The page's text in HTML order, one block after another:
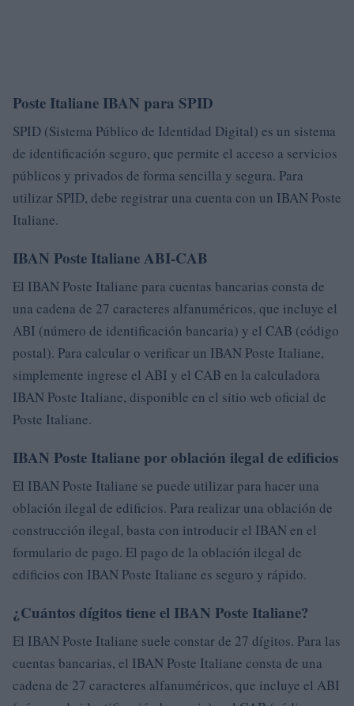
Poste Italiane IBAN para SPID
SPID (Sistema Público de Identidad Digital) es un sistema
de identificación seguro, que permite el acceso a servicios
públicos y privados de forma sencilla y segura. Para
utilizar SPID, debe registrar una cuenta con un IBAN Poste
Italiane.
IBAN Poste Italiane ABI-CAB
El IBAN Poste Italiane para cuentas bancarias consta de
una cadena de 27 caracteres alfanuméricos, que incluye el
ABI (número de identificación bancaria) y el CAB (código
postal). Para calcular o verificar un IBAN Poste Italiane,
simplemente ingrese el ABI y el CAB en la calculadora
IBAN Poste Italiane, disponible en el sitio web oficial de
Poste Italiane.
IBAN Poste Italiane por oblación ilegal de edificios
El IBAN Poste Italiane se puede utilizar para hacer una
oblación ilegal de edificios. Para realizar una oblación de
construcción ilegal, basta con introducir el IBAN en el
formulario de pago. El pago de la oblación ilegal de
edificios con IBAN Poste Italiane es seguro y rápido.
¿Cuántos dígitos tiene el IBAN Poste Italiane?
El IBAN Poste Italiane suele constar de 27 dígitos. Para las
cuentas bancarias, el IBAN Poste Italiane consta de una
cadena de 27 caracteres alfanuméricos, que incluye el ABI